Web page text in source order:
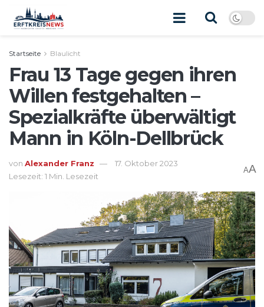
Startseite Blaulicht
Frau 13 Tage gegen ihren
Willen festgehalten –
Spezialkräfte überwältigt
Mann in Köln-Dellbrück
von Alexander Franz
17. Oktober 2023
Lesezeit: 1 Min. Lesezeit
AA